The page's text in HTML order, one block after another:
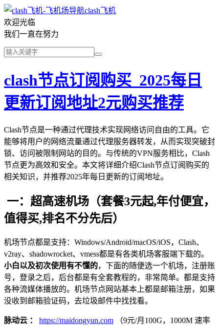
clash飞机
欢迎光临
我们一直在努力
clash节点订阅购买_2025每日
更新订阅地址2元购买推荐
Clash节点是一种通过代理技术实现网络访问自由的工具。它
能够将用户的网络流量通过代理服务器转发，从而实现突破封
锁、访问被限制网站的目的。与传统的VPN服务相比，Clash
节点更为高效和安全。本文将详细介绍Clash节点订阅购买的
相关知识，并推荐2025年每日更新的订阅地址。
一：超高速机场（套餐3元起,年付便宜，
值得买,排名不分先后）
机场节点都是支持：Windows/Android/macOS/iOS，Clash、
v2ray、shadowrocket、vmess都是有各类机场客服端下载的。
小白以及初次使用有不懂的，下面的随便选一个机场，注册账
号，登录之后，后台都是有全套教程的，非常简单。都是支持
各种流媒体播放的。机场节点网站基本上都是邮箱注册，如果
没收到邮箱验证码，去垃圾邮件中找找看。
脉动云 ： https://maidongyun.com （9元/月100G，1000M 速率